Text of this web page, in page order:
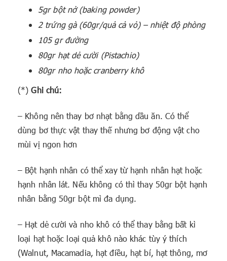
5gr bột nở (baking powder)
2 trứng gà (60gr/quả cả vỏ) – nhiệt độ phòng
105 gr đường
80gr hạt dẻ cười (Pistachio)
80gr nho hoặc cranberry khô
(*)Ghi chú:
– Không nên thay bơ nhạt bằng dầu ăn. Có thể
dùng bơ thực vật thay thế nhưng bơ động vật cho
mùi vị ngon hơn
– Bột hạnh nhân có thể xay từ hạnh nhân hạt hoặc
hạnh nhân lát. Nếu không có thì thay 50gr bột hạnh
nhân bằng 50gr bột mì đa dụng.
– Hạt dẻ cười và nho khô có thể thay bằng bất kì
loại hạt hoặc loại quả khô nào khác tùy ý thích
(Walnut, Macamadia, hạt điều, hạt bí, hạt thông, mơ